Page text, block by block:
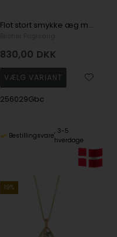
Flot stort smykke æg med Grøn Aventurin i forgyldt sølv fra Blicher Fuglsang
830,00 DKK
256029Gbc
Bestillingsvare
3-5
hverdage
19%